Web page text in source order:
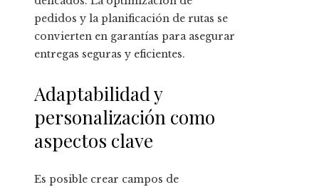
pedidos y la planificación de rutas se
convierten en garantías para asegurar
entregas seguras y eficientes.
Adaptabilidad y
personalización como
aspectos clave
Es posible crear campos de